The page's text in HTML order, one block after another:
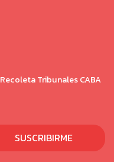
Tribunales CABA
SUSCRIBIRME